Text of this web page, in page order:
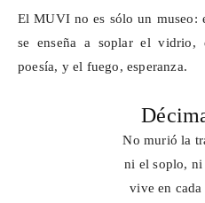
El MUVI no es sólo un museo:
se enseña a soplar el vidrio,
poesía, y el fuego, esperanza.
No murió la
ni el soplo, ni
vive en